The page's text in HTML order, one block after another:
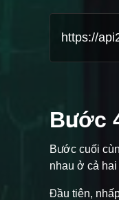
Bước
Bước cuối
nhau ở cả hai
Đầu tiên,